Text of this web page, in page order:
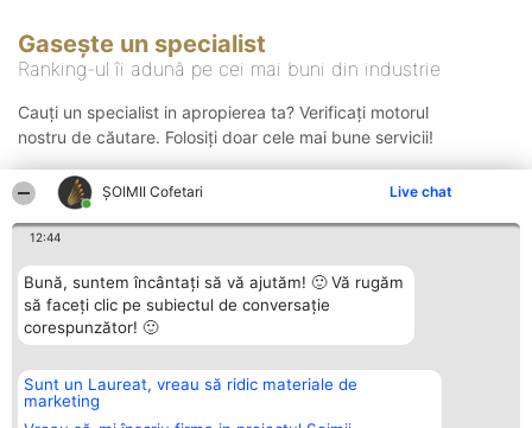
ȘOIMII Cofetari Live chat
12:44
Bună, suntem încântați să vă ajutăm! 🙂 Vă rugăm
să faceți clic pe subiectul de conversație
corespunzător! 🙂
Sunt un Laureat, vreau să ridic materiale de
marketing
Gasește un specialist
Ranking-ul îi adună pe cei mai buni din industrie
Cauți un specialist in apropierea ta? Verificați motorul
nostru de căutare. Folosiți doar cele mai bune servicii!
Organizator Ranking
BRIGHT SOLUTIONS BR SRL
Aleea Timisul De Sus 2 Bl. A30
Plebiscyt
Lista Tuturor
Contact